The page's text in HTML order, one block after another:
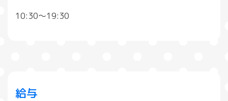
10:30〜19:30
給与